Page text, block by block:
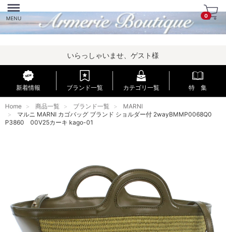
Menu
MENU 0
いらっしゃいませ、ゲスト様
新着情報 ブランド一覧 カテゴリ一覧 特 集
Home 商品一覧 ブランド一覧
MARNI
マルニ MARNI カゴバッグ ブランド ショルダー付 2wayBMMP0068Q0
P3860 00V25カーキ kago-01